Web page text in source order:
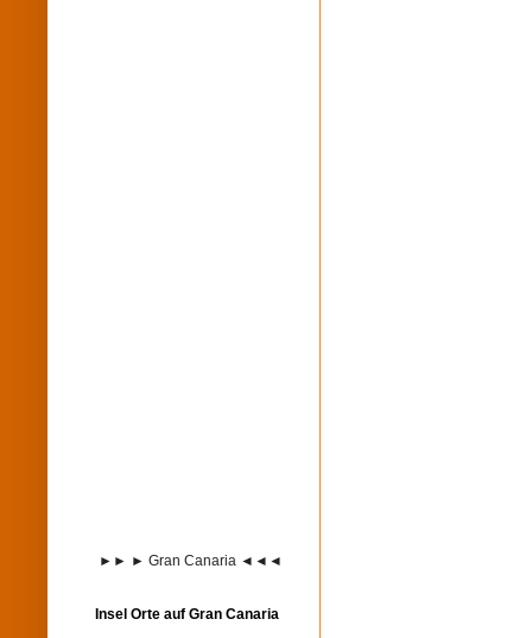
►► ► Gran Canaria ◄◄◄
Insel Orte auf Gran Canaria